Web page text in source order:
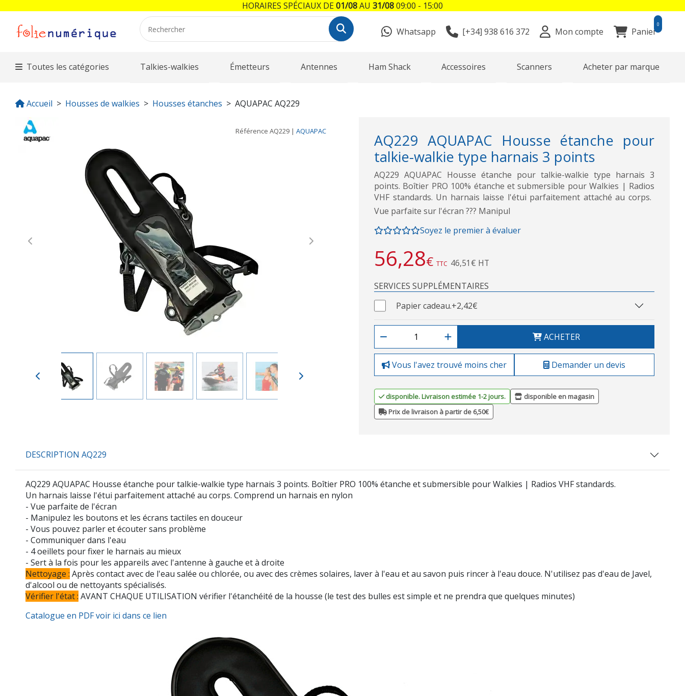
Whatsapp [+34] 938 616 372 Mon compte Panier
0
Toutes les catégories Talkies-walkies Émetteurs Antennes Ham Shack Accessoires Scanners Acheter par marque
Accueil Housses de walkies Housses étanches AQUAPAC AQ229
Référence AQ229 | AQUAPAC
Previous Next
AQ229 AQUAPAC Housse étanche pour
talkie-walkie type harnais 3 points
AQ229 AQUAPAC Housse étanche pour talkie-walkie type harnais 3
points. Boîtier PRO 100% étanche et submersible pour Walkies | Radios
VHF standards. Un harnais laisse l'étui parfaitement attaché au corps. 
Vue parfaite sur l'écran ??? Manipul
Soyez le premier à évaluer
56,28€ TTC 46,51€ HT
SERVICES SUPPLÉMENTAIRES
Papier cadeau.+2,42€
ACHETER
Vous l'avez trouvé moins cher Demander un devis
disponible. Livraison estimée 1-2 jours.
disponible en magasin
Prix de livraison à partir de 6,50€
DESCRIPTION AQ229
AQ229 AQUAPAC Housse étanche pour talkie-walkie type harnais 3 points. Boîtier PRO 100% étanche et submersible pour Walkies | Radios VHF standards.
Un harnais laisse l'étui parfaitement attaché au corps. Comprend un harnais en nylon
- Vue parfaite de l'écran
- Manipulez les boutons et les écrans tactiles en douceur
- Vous pouvez parler et écouter sans problème
- Communiquer dans l'eau
- 4 oeillets pour fixer le harnais au mieux
- Sert à la fois pour les appareils avec l'antenne à gauche et à droite
Nettoyage : Après contact avec de l'eau salée ou chlorée, ou avec des crèmes solaires, laver à l'eau et au savon puis rincer à l'eau douce. N'utilisez pas d'eau de Javel,
d'alcool ou de nettoyants spécialisés.
Vérifier l'état: AVANT CHAQUE UTILISATION vérifier l'étanchéité de la housse (le test des bulles est simple et ne prendra que quelques minutes)
Catalogue en PDF voir ici dans ce lien
HORAIRES SPÉCIAUX DE01/08AU 31/0809:00 - 15:00